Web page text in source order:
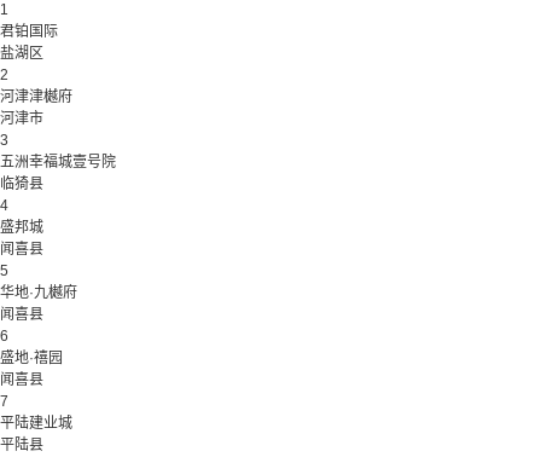
1
君铂国际
盐湖区
2
河津津樾府
河津市
3
五洲幸福城壹号院
临猗县
4
盛邦城
闻喜县
5
华地·九樾府
闻喜县
6
盛地·禧园
闻喜县
7
平陆建业城
平陆县